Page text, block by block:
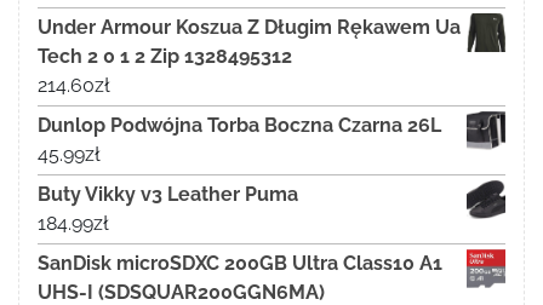
Under Armour Koszua Z Długim Rękawem Ua
Tech 2 0 1 2 Zip 1328495312
214.60zł
Dunlop Podwójna Torba Boczna Czarna 26L
45.99zł
Buty Vikky v3 Leather Puma
184.99zł
SanDisk microSDXC 200GB Ultra Class10 A1
UHS-I (SDSQUAR200GGN6MA)